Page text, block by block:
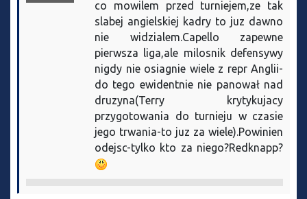
co mowilem przed turniejem,ze tak
slabej angielskiej kadry to juz dawno
nie widzialem.Capello zapewne
pierwsza liga,ale milosnik defensywy
nigdy nie osiagnie wiele z repr Anglii-
do tego ewidentnie nie panował nad
druzyna(Terry krytykujacy
przygotowania do turnieju w czasie
jego trwania-to juz za wiele).Powinien
odejsc-tylko kto za niego?Redknapp?